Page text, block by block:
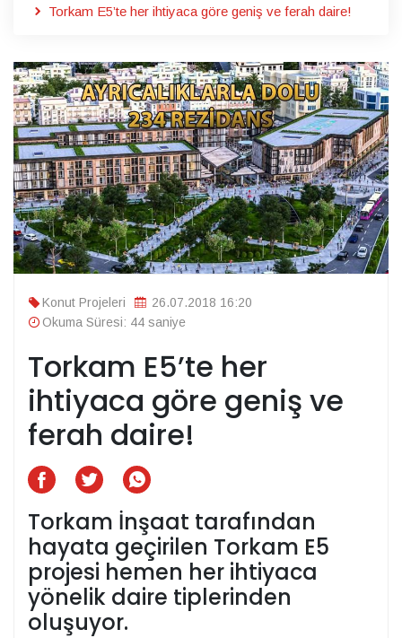
Torkam E5’te her ihtiyaca göre geniş ve ferah daire!
Konut Projeleri
26.07.2018 16:20
Okuma Süresi: 44 saniye
Torkam E5’te her
ihtiyaca göre geniş ve
ferah daire!
Torkam İnşaat tarafından
hayata geçirilen Torkam E5
projesi hemen her ihtiyaca
yönelik daire tiplerinden
oluşuyor.